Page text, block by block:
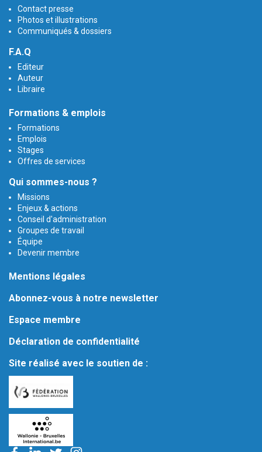
Contact presse
Photos et illustrations
Communiqués & dossiers
F.A.Q
Editeur
Auteur
Libraire
Formations & emplois
Formations
Emplois
Stages
Offres de services
Qui sommes-nous ?
Missions
Enjeux & actions
Conseil d'administration
Groupes de travail
Équipe
Devenir membre
Mentions légales
Abonnez-vous à notre newsletter
Espace membre
Déclaration de confidentialité
Site réalisé avec le soutien de :